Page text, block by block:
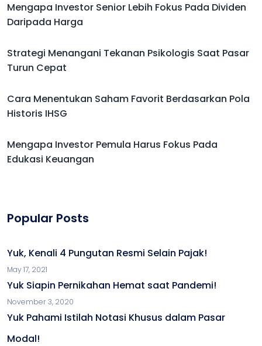
Mengapa Investor Senior Lebih Fokus Pada Dividen
Daripada Harga
Strategi Menangani Tekanan Psikologis Saat Pasar
Turun Cepat
Cara Menentukan Saham Favorit Berdasarkan Pola
Historis IHSG
Mengapa Investor Pemula Harus Fokus Pada
Edukasi Keuangan
Popular Posts
Yuk, Kenali 4 Pungutan Resmi Selain Pajak!
May 17, 2021
Yuk Siapin Pernikahan Hemat saat Pandemi!
November 3, 2020
Yuk Pahami Istilah Notasi Khusus dalam Pasar
Modal!